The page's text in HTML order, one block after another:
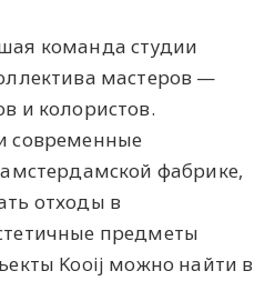
команда студии
мастеров —
и колористов.
современные
фабрике,
отходы в
предметы
Kooij можно найти в